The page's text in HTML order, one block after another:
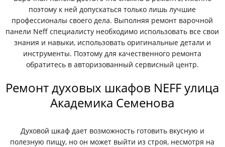
поэтому к ней допускаться только лишь лучшие
профессионалы своего дела. Выполняя ремонт варочной
панели Neff специалисту необходимо использовать все свои
знания и навыки, использовать оригинальные детали и
инструменты. Поэтому для качественного ремонта
обратитесь в авторизованный сервисный центр.
Ремонт духовых шкафов NEFF улица
Академика Семенова
Духовой шкаф дает возможность готовить вкусную и
полезную пищу, но он может выйти из строя, несмотря на